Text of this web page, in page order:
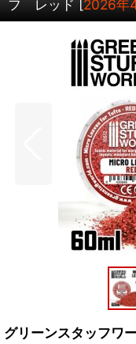
フ レッド [2026年
グリーンスタッフワ